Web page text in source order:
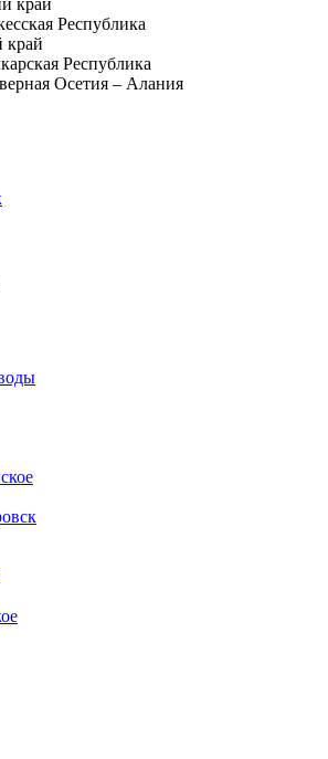
Республика
край
Республика
Осетия – Алания